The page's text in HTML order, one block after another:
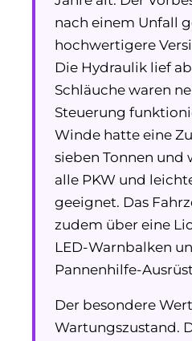
nach einem Unfall
hochwertigere
Die Hydraulik lief
Schläuche waren
Steuerung
Winde hatte eine
sieben Tonnen und
alle PKW und
geeignet. Das
zudem über eine
LED-Warnbalken
Pannenhilfe-
Der besondere
Wartungszustand.